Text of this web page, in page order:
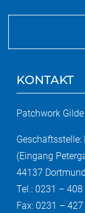
KONTAKT
Patchwork
(Eingang
44137 Dortmund
Tel.: 0231 – 408
Fax: 0231 –